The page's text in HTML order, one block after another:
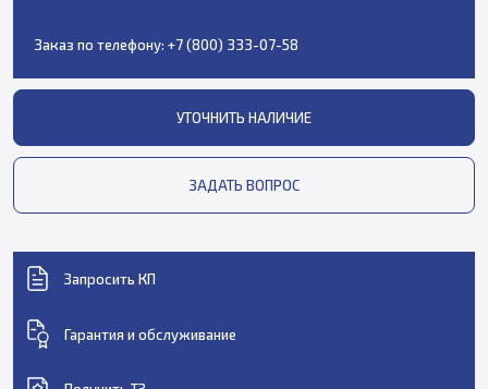
Заказ по телефону: +7 (800) 333-07-58
УТОЧНИТЬ НАЛИЧИЕ
ЗАДАТЬ ВОПРОС
Запросить КП
Гарантия и обслуживание